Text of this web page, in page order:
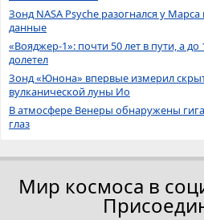
Зонд NASA Psyche разогнался у
данные
«Вояджер-1»: почти 50 лет в пути, а
долетел
Зонд «Юнона» впервые измерил
вулканической луны Ио
В атмосфере Венеры обнаружены
глаз
Мир космоса в